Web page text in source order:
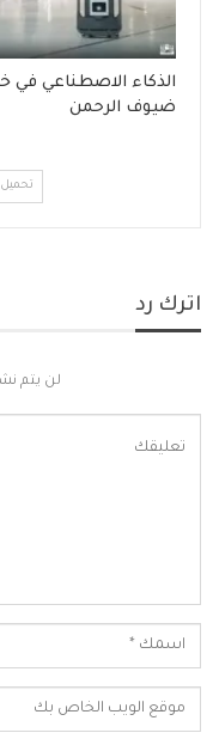
الذكاء الاصطناعي في
ضيوف الرحمن
اترك رد
لن يتم